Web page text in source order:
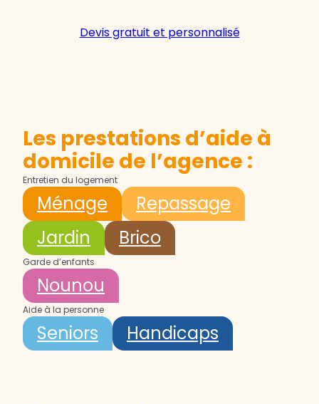
Devis gratuit et personnalisé
Les prestations d’aide à
domicile de l’agence :
Entretien du logement
Ménage
Repassage
Jardin
Brico
Garde d’enfants
Nounou
Aide à la personne
Seniors Handicaps